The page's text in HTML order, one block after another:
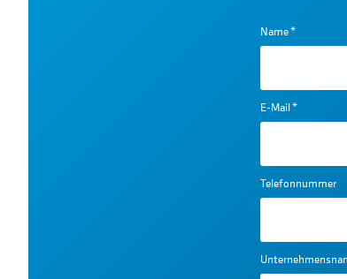
Name*
E-Mail*
Telefonnummer